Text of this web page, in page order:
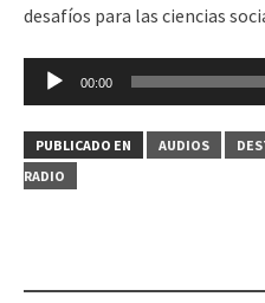
desafíos para las ciencias
Reproductor
audio
00:00
PUBLICADO EN AUDIOS
RADIO